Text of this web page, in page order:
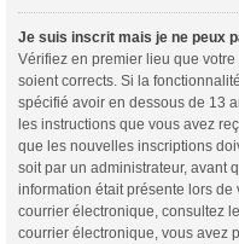
Je suis inscrit mais je ne peux
Vérifiez en premier lieu que votre
soient corrects. Si la
spécifié avoir en dessous de 13
les instructions que vous avez
que les nouvelles inscriptions
soit par un administrateur, avant
information était présente lors
courrier électronique, consultez
courrier électronique, vous avez